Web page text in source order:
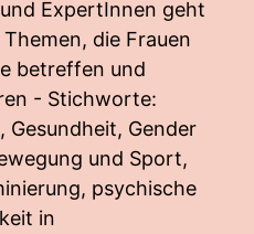
ExpertInnen geht
die Frauen
betreffen und
- Stichworte:
Gesundheit, Gender
und Sport,
psychische
in